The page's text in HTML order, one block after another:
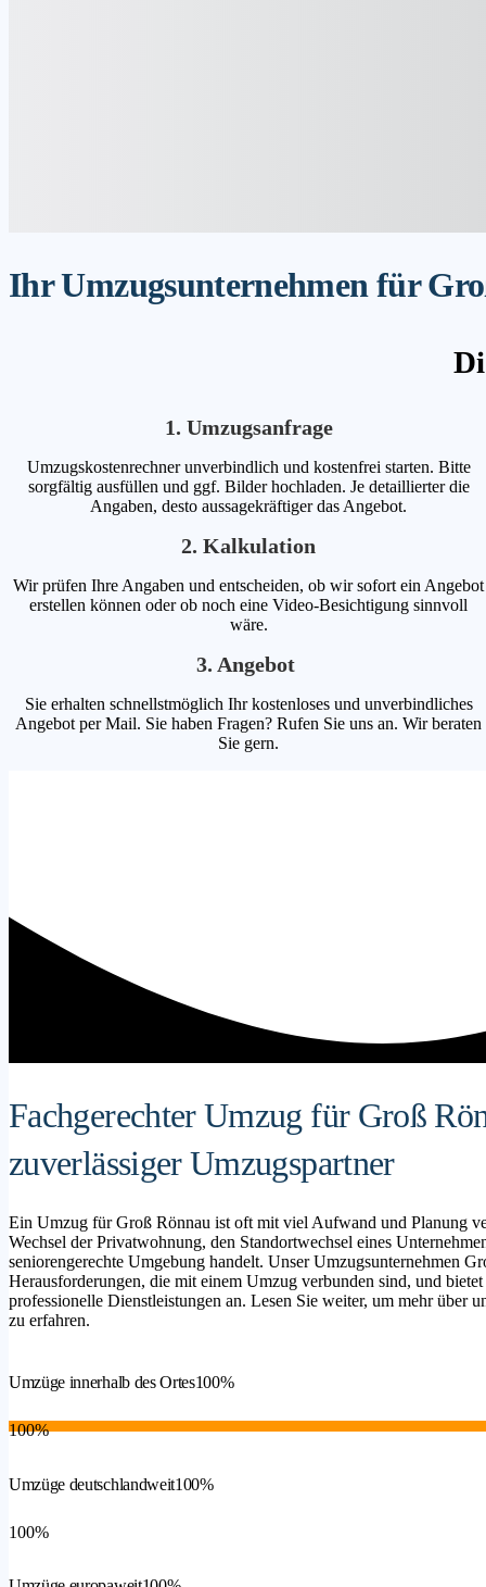
Ihr Umzugsunternehmen für
1. Umzugsanfrage
Umzugskostenrechner unverbindlich und kostenfrei starten. Bitte
sorgfältig ausfüllen und ggf. Bilder hochladen. Je detaillierter die
Angaben, desto aussagekräftiger das Angebot.
2. Kalkulation
Wir prüfen Ihre Angaben und entscheiden, ob wir sofort ein Angebot
erstellen können oder ob noch eine Video-Besichtigung sinnvoll
wäre.
3. Angebot
Sie erhalten schnellstmöglich Ihr kostenloses und unverbindliches
Angebot per Mail. Sie haben Fragen? Rufen Sie uns an. Wir beraten
Sie gern.
Fachgerechter Umzug für Groß
zuverlässiger Umzugspartner
Ein Umzug für Groß Rönnau ist oft mit viel Aufwand und Planung
Wechsel der Privatwohnung, den Standortwechsel eines
seniorengerechte Umgebung handelt. Unser Umzugsunternehmen
Herausforderungen, die mit einem Umzug verbunden sind, und
professionelle Dienstleistungen an. Lesen Sie weiter, um mehr über
zu erfahren.
Umzüge innerhalb des Ortes100%
100%
Umzüge deutschlandweit100%
100%